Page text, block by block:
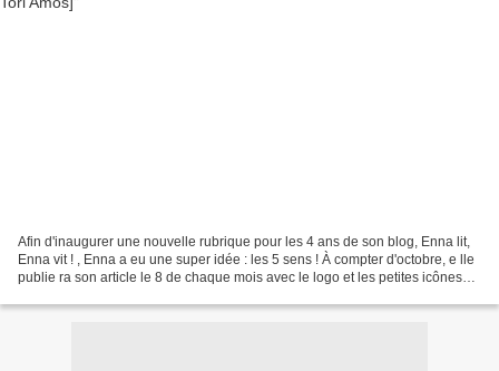
Afin d'inaugurer une nouvelle rubrique pour les 4 ans de son blog, Enna lit,
Enna vit ! , Enna a eu une super idée : les 5 sens ! À compter d'octobre, e lle
publie ra son article le 8 de chaque mois avec le logo et les petites icônes